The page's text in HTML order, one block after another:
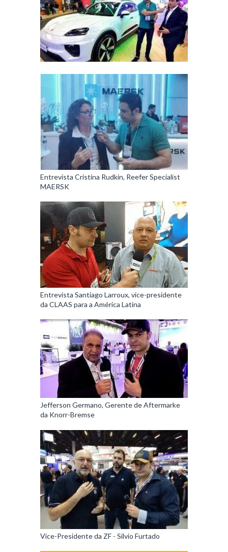
Entrevista Cristina Rudkin, Reefer Specialist
MAERSK
Entrevista Santiago Larroux, vice-presidente
da CLAAS para a América Latina
Jefferson Germano, Gerente de Aftermarke
da Knorr-Bremse
Vice-Presidente da ZF - Silvio Furtado